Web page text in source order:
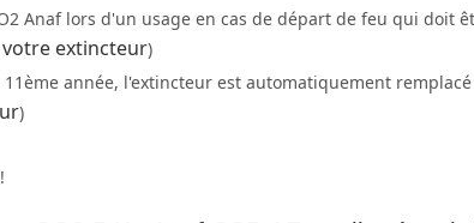
Anaf lors d'un usage en cas de départ de feu qui doit
extincteur)
année, l'extincteur est automatiquement
)